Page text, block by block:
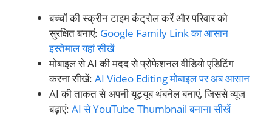
बच्चों की स्क्रीन टाइम कंट्रोल करें और परिवार को
सुरक्षित बनाएं: Google Family Link का आसान
इस्तेमाल यहां सीखें
मोबाइल से AI की मदद से प्रोफेशनल वीडियो एडिटिंग
करना सीखें: AI Video Editing मोबाइल पर अब आसान
AI की ताकत से अपनी यूट्यूब थंबनेल बनाएं, जिससे व्यूज
बढ़ाएं: AI से YouTube Thumbnail बनाना सीखें